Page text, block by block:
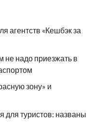
агентств «Кешбэк за
надо приезжать в
зону» и
для туристов: названы